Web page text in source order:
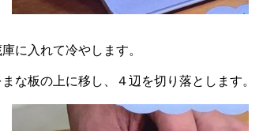
に入れて冷やします。
な板の上に移し、４辺を切り落とします。